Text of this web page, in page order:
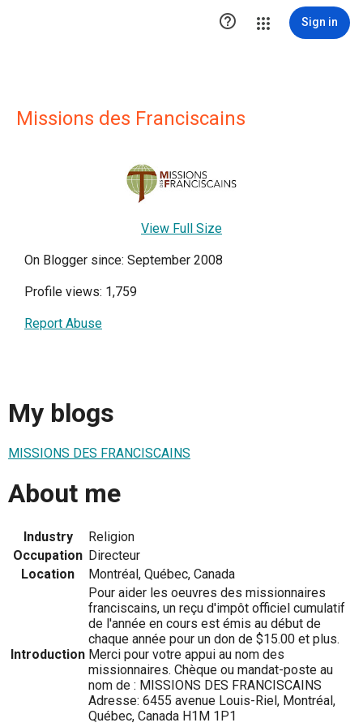
 Sign in
Missions des Franciscains
View Full Size
On Blogger since: September 2008
Profile views: 1,759
Report Abuse
My blogs
MISSIONS DES FRANCISCAINS
About me
Industry
Religion
Occupation Directeur
Location
Montréal, Québec, Canada
Introduction
Pour aider les oeuvres des missionnaires
franciscains, un reçu d'impôt officiel cumulatif
de l'année en cours est émis au début de
chaque année pour un don de $15.00 et plus.
Merci pour votre appui au nom des
missionnaires. Chèque ou mandat-poste au
nom de : MISSIONS DES FRANCISCAINS
Adresse: 6455 avenue Louis-Riel, Montréal,
Québec, Canada H1M 1P1